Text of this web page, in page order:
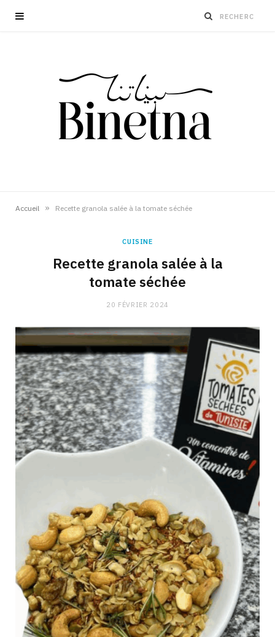
Accueil » Recette granola salée à la tomate séchée
CUISINE
Recette granola salée à la
tomate séchée
20 FÉVRIER 2024